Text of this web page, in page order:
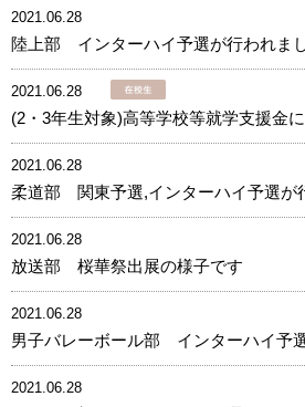
2021.06.28
陸上部 インターハイ予選が行われま
2021.06.28
(2・3年生対象)高等学校等就学支援金
2021.06.28
柔道部 関東予選,インターハイ予選が
2021.06.28
放送部 桜華祭出展の様子です
2021.06.28
男子バレーボール部 インターハイ予
2021.06.28